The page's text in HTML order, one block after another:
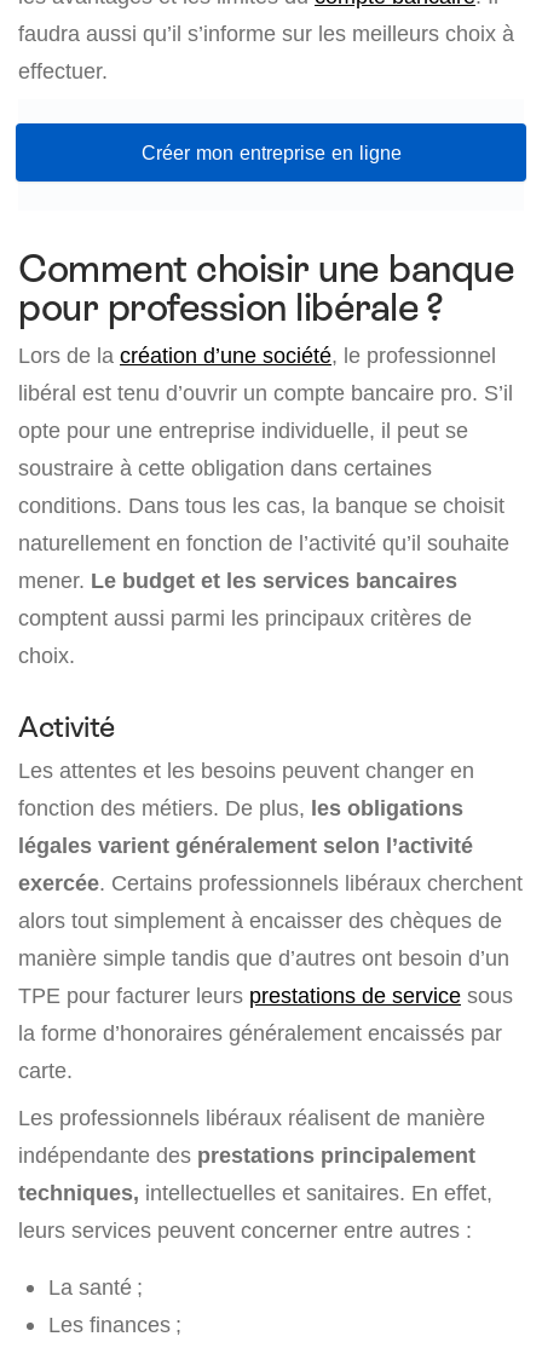
faudra aussi qu’il s’informe sur les meilleurs choix à
effectuer.
Créer mon entreprise en ligne
Comment choisir une banque
pour profession libérale ?
Lors de la création d’une société, le professionnel
libéral est tenu d’ouvrir un compte bancaire pro. S’il
opte pour une entreprise individuelle, il peut se
soustraire à cette obligation dans certaines
conditions. Dans tous les cas, la banque se choisit
naturellement en fonction de l’activité qu’il souhaite
mener. Le budget et les services bancaires
comptent aussi parmi les principaux critères de
choix.
Activité
Les attentes et les besoins peuvent changer en
fonction des métiers. De plus, les obligations
légales varient généralement selon l’activité
exercée. Certains professionnels libéraux cherchent
alors tout simplement à encaisser des chèques de
manière simple tandis que d’autres ont besoin d’un
TPE pour facturer leurs prestations de service sous
la forme d’honoraires généralement encaissés par
carte.
Les professionnels libéraux réalisent de manière
indépendante des prestations principalement
techniques, intellectuelles et sanitaires. En effet,
leurs services peuvent concerner entre autres :
La santé ;
Les finances ;